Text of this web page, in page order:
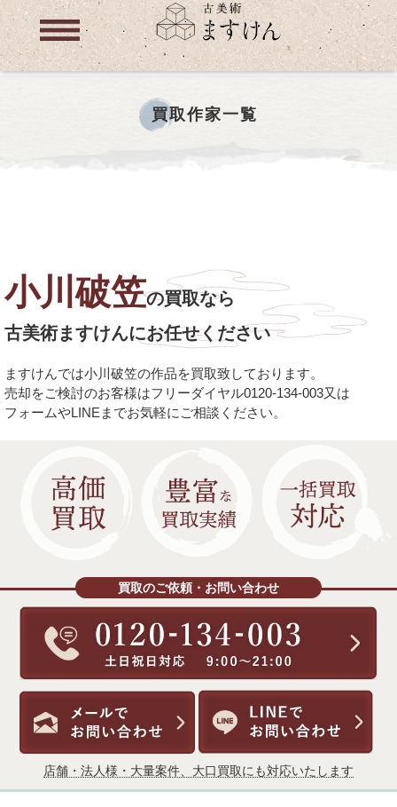
買取作家一覧
小川破笠の買取なら
古美術ますけんにお任せください
ますけんでは小川破笠の作品を買取致しております。
売却をご検討のお客様はフリーダイヤル0120-134-003又は
フォームやLINEまでお気軽にご相談ください。
買取のご依頼・お問い合わせ
店舗・法人様・大量案件、大口買取にも対応いたします